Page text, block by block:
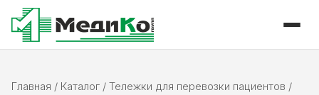
Главная / Каталог / Тележки для перевозки пациентов /